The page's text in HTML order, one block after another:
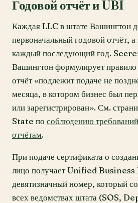
Годовой отчёт и UBI
Каждая LLC в штате Вашингтон
первоначальный годовой отчёт, а
каждый последующий год.
Вашингтон формулирует правило
отчёт «подлежит подаче не
месяца, в котором бизнес был
или зарегистрирован». См.
State по соблюдению
отчётам.
При подаче сертификата о
лицо получает Unified
девятизначный номер, который
всех ведомствах штата (SOS,